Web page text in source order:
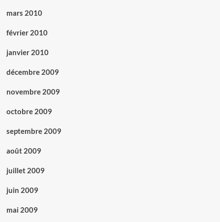
mars 2010
février 2010
janvier 2010
décembre 2009
novembre 2009
octobre 2009
septembre 2009
août 2009
juillet 2009
juin 2009
mai 2009